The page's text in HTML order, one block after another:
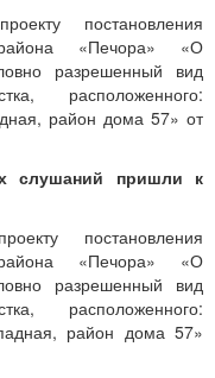
постановления
района «Печора» «О
разрешенный вид
расположенного:
район дома 57» от
слушаний пришли к
постановления
района «Печора» «О
разрешенный вид
расположенного:
район дома 57»